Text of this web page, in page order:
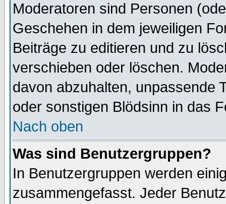
Moderatoren sind Personen
Geschehen in dem jeweiligen
Beiträge zu editieren und zu
verschieben oder löschen.
davon abzuhalten, unpassende
oder sonstigen Blödsinn in das
Nach oben
Was sind Benutzergruppen?
In Benutzergruppen werden
zusammengefasst. Jeder